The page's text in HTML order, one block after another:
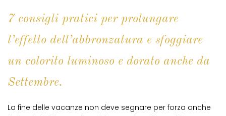
7 consigli pratici per prolungare
l’effetto dell’abbronzatura e sfoggiare
un colorito luminoso e dorato anche da
Settembre.
La fine delle vacanze non deve segnare per forza anche